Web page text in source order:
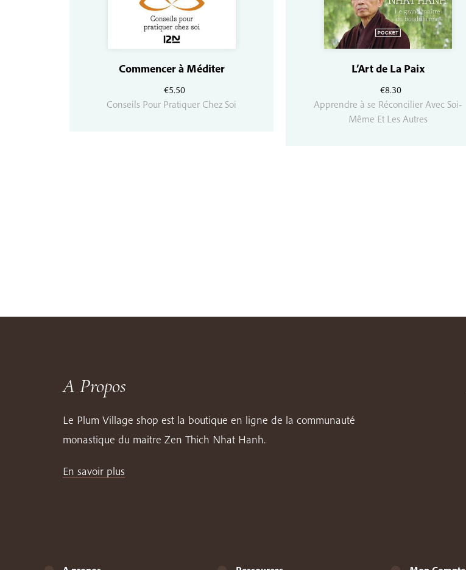
€5.50
Commencer à Méditer
Conseils Pour Pratiquer Chez Soi
€8.30
L’Art de La Paix
Apprendre à se Réconcilier Avec Soi-
Même Et Les Autres
A Propos
Le Plum Village shop est la boutique en ligne de la communauté
monastique du maitre Zen Thich Nhat Hanh.
En savoir plus